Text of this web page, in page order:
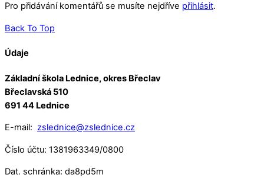
Pro přidávání komentářů se musíte nejdříve přihlásit.
Back To Top
Údaje
Základní škola Lednice, okres Břeclav
Břeclavská 510
691 44 Lednice
E-mail: zslednice@zslednice.cz
Číslo účtu: 1381963349/0800
Dat. schránka: da8pd5m